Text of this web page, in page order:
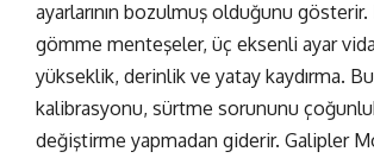
ayarlarının bozulmuş olduğunu
gömme menteşeler, üç eksenli ayar
yükseklik, derinlik ve yatay kaydırma. Bu
kalibrasyonu, sürtme sorununu
değiştirme yapmadan giderir. Galipler